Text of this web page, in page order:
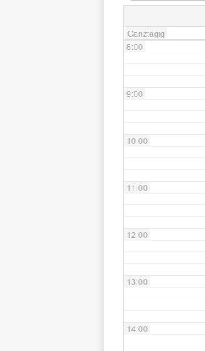
Ganztägig
8:00
9:00
10:00
11:00
12:00
13:00
14:00